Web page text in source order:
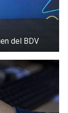
del BDV